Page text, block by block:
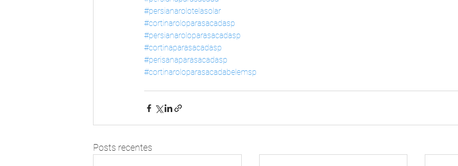
#persianarolotelasolar
#cortinaroloparasacadasp
#persianaroloparasacadasp
#cortinaparasacadasp
#perisanaparasacadasp
#cortinaroloparasacadabelemsp
Posts recentes